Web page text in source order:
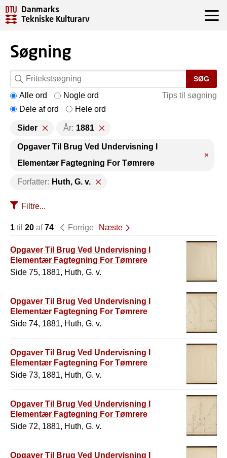
Danmarks
Tekniske Kulturarv
Søgning
SØG
Tips til søgning
Alle ord
Nogle ord
Dele af ord
Hele ord
Sider År: 1881
Opgaver Til Brug Ved Undervisning I
Elementær Fagtegning For Tømrere
Forfatter: Huth, G. v.
Filtre...
1 til 20 af74 Forrige Næste
Opgaver Til Brug Ved Undervisning I
Elementær Fagtegning For Tømrere
Side 75, 1881, Huth, G. v.
Opgaver Til Brug Ved Undervisning I
Elementær Fagtegning For Tømrere
Side 74, 1881, Huth, G. v.
Opgaver Til Brug Ved Undervisning I
Elementær Fagtegning For Tømrere
Side 73, 1881, Huth, G. v.
Opgaver Til Brug Ved Undervisning I
Elementær Fagtegning For Tømrere
Side 72, 1881, Huth, G. v.
Opgaver Til Brug Ved Undervisning I